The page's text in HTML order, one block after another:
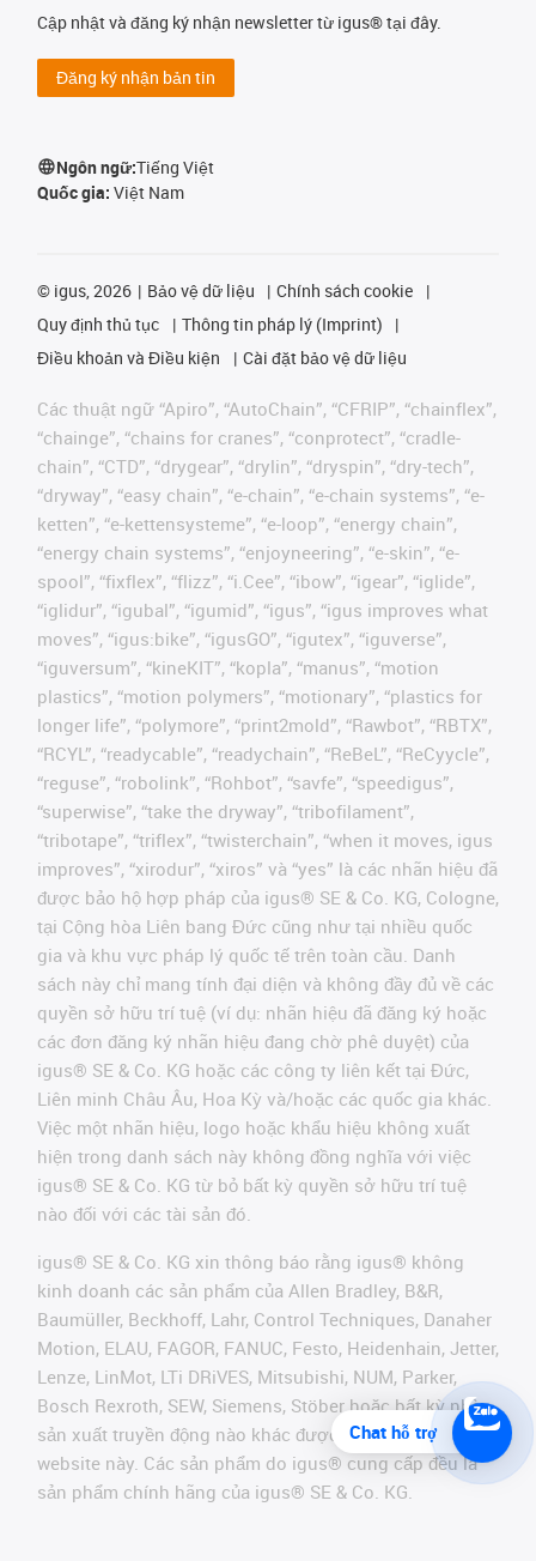
Cập nhật và đăng ký nhận newsletter từ igus® tại đây.
Đăng ký nhận bản tin
Ngôn ngữ:Tiếng Việt
Quốc gia: Việt Nam
© igus, 2026 Bảo vệ dữ liệu
Chính sách cookie
Quy định thủ tục
Thông tin pháp lý (Imprint)
Điều khoản và Điều kiện
Cài đặt bảo vệ dữ liệu
Các thuật ngữ “Apiro”, “AutoChain”, “CFRIP”, “chainflex”,
“chainge”, “chains for cranes”, “conprotect”, “cradle-
chain”, “CTD”, “drygear”, “drylin”, “dryspin”, “dry-tech”,
“dryway”, “easy chain”, “e-chain”, “e-chain systems”, “e-
ketten”, “e-kettensysteme”, “e-loop”, “energy chain”,
“energy chain systems”, “enjoyneering”, “e-skin”, “e-
spool”, “fixflex”, “flizz”, “i.Cee”, “ibow”, “igear”, “iglide”,
“iglidur”, “igubal”, “igumid”, “igus”, “igus improves what
moves”, “igus:bike”, “igusGO”, “igutex”, “iguverse”,
“iguversum”, “kineKIT”, “kopla”, “manus”, “motion
plastics”, “motion polymers”, “motionary”, “plastics for
longer life”, “polymore”, “print2mold”, “Rawbot”, “RBTX”,
“RCYL”, “readycable”, “readychain”, “ReBeL”, “ReCyycle”,
“reguse”, “robolink”, “Rohbot”, “savfe”, “speedigus”,
“superwise”, “take the dryway”, “tribofilament”,
“tribotape”, “triflex”, “twisterchain”, “when it moves, igus
improves”, “xirodur”, “xiros” và “yes” là các nhãn hiệu đã
được bảo hộ hợp pháp của igus® SE & Co. KG, Cologne,
tại Cộng hòa Liên bang Đức cũng như tại nhiều quốc
gia và khu vực pháp lý quốc tế trên toàn cầu. Danh
sách này chỉ mang tính đại diện và không đầy đủ về các
quyền sở hữu trí tuệ (ví dụ: nhãn hiệu đã đăng ký hoặc
các đơn đăng ký nhãn hiệu đang chờ phê duyệt) của
igus® SE & Co. KG hoặc các công ty liên kết tại Đức,
Liên minh Châu Âu, Hoa Kỳ và/hoặc các quốc gia khác.
Việc một nhãn hiệu, logo hoặc khẩu hiệu không xuất
hiện trong danh sách này không đồng nghĩa với việc
igus® SE & Co. KG từ bỏ bất kỳ quyền sở hữu trí tuệ
nào đối với các tài sản đó.
igus® SE & Co. KG xin thông báo rằng igus® không
kinh doanh các sản phẩm của Allen Bradley, B&R,
Baumüller, Beckhoff, Lahr, Control Techniques, Danaher
Motion, ELAU, FAGOR, FANUC, Festo, Heidenhain, Jetter,
Lenze, LinMot, LTi DRiVES, Mitsubishi, NUM, Parker,
Bosch Rexroth, SEW, Siemens, Stöber hoặc bất kỳ nhà
sản xuất truyền động nào khác được đề cập trên
website này. Các sản phẩm do igus® cung cấp đều là
sản phẩm chính hãng của igus® SE & Co. KG.
Chat hỗ trợ